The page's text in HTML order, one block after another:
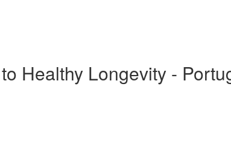
Healthy Longevity -